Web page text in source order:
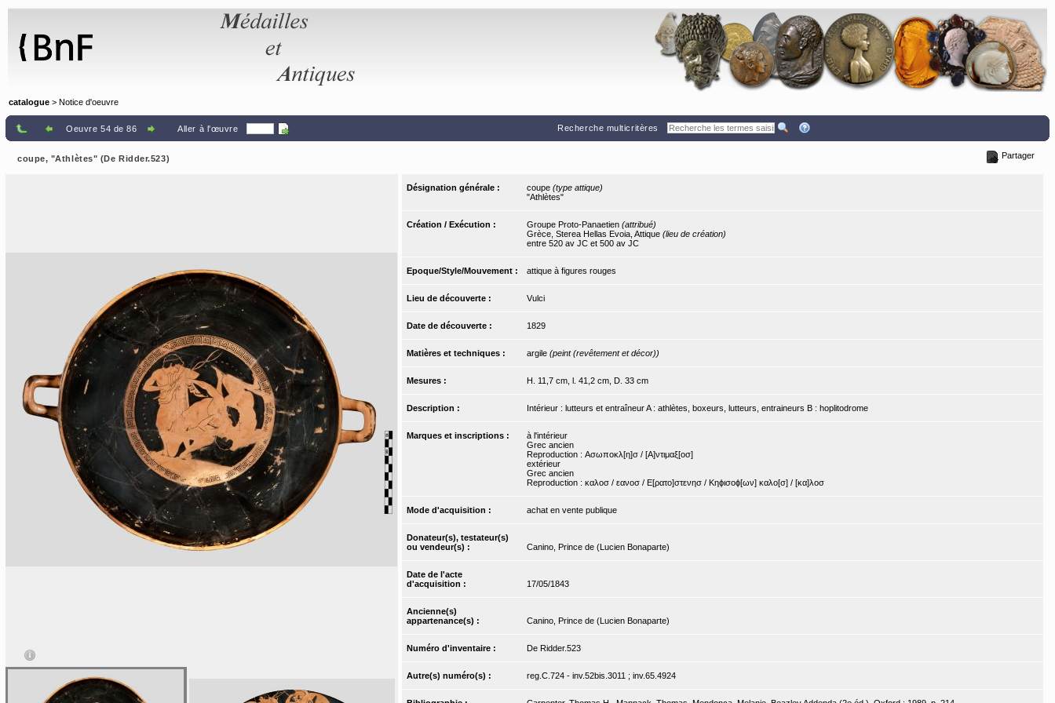
catalogue > Notice d'oeuvre
Oeuvre 54 de 86 Aller à l'œuvre Recherche multicritères
coupe, "Athlètes" (De Ridder.523) Partager
Désignation générale : coupe (type attique)
"Athlètes"
Création / Exécution : Groupe Proto-Panaetien (attribué)
Grèce, Sterea Hellas Evoia, Attique (lieu de création)
entre 520 av JC et 500 av JC
Epoque/Style/Mouvement : attique à figures rouges
Lieu de découverte : Vulci
Date de découverte : 1829
Matières et techniques : argile (peint (revêtement et décor))
Mesures : H. 11,7 cm, l. 41,2 cm, D. 33 cm
Description : Intérieur : lutteurs et entraîneur A : athlètes, boxeurs, lutteurs, entraineurs B : hoplitodrome
Marques et inscriptions :
à l'intérieur
Grec ancien
Reproduction : Ασωποκλ[η]σ / [Α]ντιμαξ[οσ]
extérieur
Grec ancien
Reproduction : καλοσ / εανοσ / Ε[ρατο]στενησ / Κηϕισοϕ[ων] καλο[σ] / [κα]λοσ
Mode d'acquisition : achat en vente publique
Donateur(s), testateur(s)
ou vendeur(s) :
Canino, Prince de (Lucien Bonaparte)
Date de l'acte
d'acquisition :
17/05/1843
Ancienne(s)
appartenance(s) :
Canino, Prince de (Lucien Bonaparte)
Numéro d'inventaire : De Ridder.523
Autre(s) numéro(s) : reg.C.724 - inv.52bis.3011 ; inv.65.4924